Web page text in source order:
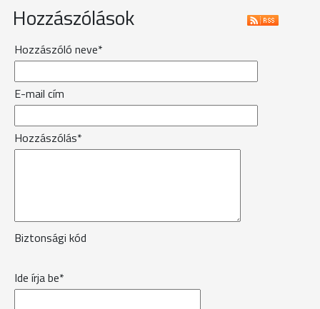
Hozzászólások
Hozzászóló neve*
E-mail cím
Hozzászólás*
Biztonsági kód
Ide írja be*